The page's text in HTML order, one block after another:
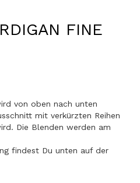
FINE
von oben nach unten
mit verkürzten Reihen
Die Blenden werden am
findest Du unten auf der